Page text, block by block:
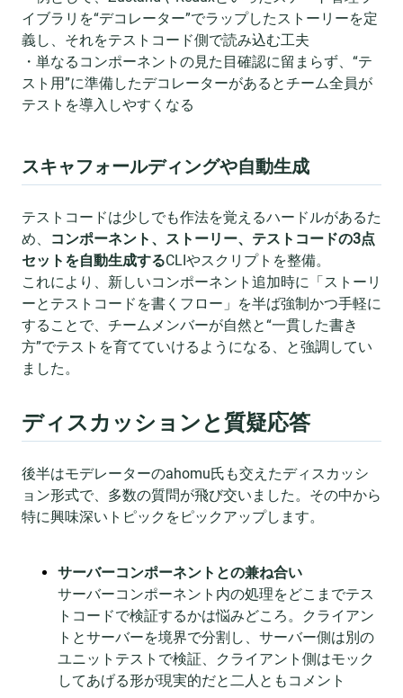
イブラリを“デコレーター”でラップしたストーリーを定
義し、それをテストコード側で読み込む工夫
・単なるコンポーネントの見た目確認に留まらず、“テ
スト用”に準備したデコレーターがあるとチーム全員が
テストを導入しやすくなる
スキャフォールディングや自動生成
テストコードは少しでも作法を覚えるハードルがあるた
め、
コンポーネント、ストーリー、テストコードの3点
セットを自動生成するCLIやスクリプトを整備。
これにより、新しいコンポーネント追加時に「ストーリ
ーとテストコードを書くフロー」を半ば強制かつ手軽に
することで、チームメンバーが自然と“一貫した書き
方”でテストを育てていけるようになる、と強調してい
ました。
ディスカッションと質疑応答
後半はモデレーターのahomu氏も交えたディスカッシ
ョン形式で、多数の質問が飛び交いました。その中から
特に興味深いトピックをピックアップします。
サーバーコンポーネントとの兼ね合い
サーバーコンポーネント内の処理をどこまでテス
トコードで検証するかは悩みどころ。クライアン
トとサーバーを境界で分割し、サーバー側は別の
ユニットテストで検証、クライアント側はモック
してあげる形が現実的だと二人ともコメント